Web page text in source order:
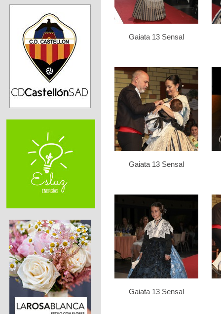
Gaiata 13 Sensal
Gaiata 13 Sensal
Gaiata 13 Sensal